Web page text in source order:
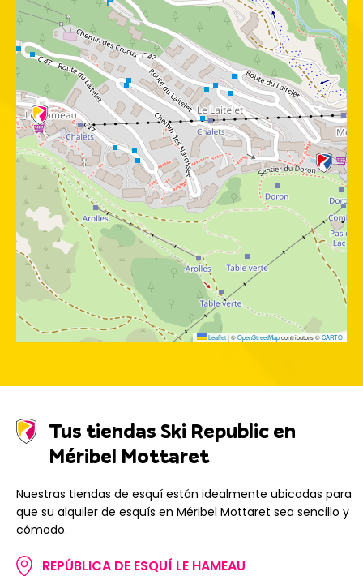
Leaflet|©OpenStreetMapcontributors ©CARTO
Tus tiendas Ski Republic en
Méribel Mottaret
Nuestras tiendas de esquí están idealmente ubicadas para
que su alquiler de esquís en Méribel Mottaret sea sencillo y
cómodo.
REPÚBLICA DE ESQUÍ LE HAMEAU